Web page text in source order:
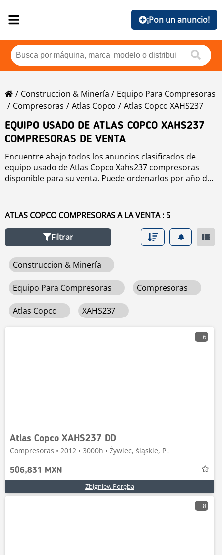
¡Pon un anuncio!
Construccion & Minería
Equipo Para Compresoras
Compresoras
Atlas Copco
Atlas Copco XAHS237
EQUIPO USADO DE ATLAS COPCO XAHS237
COMPRESORAS DE VENTA
Encuentre abajo todos los anuncios clasificados de
equipo usado de Atlas Copco Xahs237 compresoras
disponible para su venta. Puede ordenarlos por año de
navegación de la izquierda.
ATLAS COPCO COMPRESORAS A LA VENTA : 5
Filtrar
Construccion & Minería
Equipo Para Compresoras Compresoras
Atlas Copco XAHS237
6
Atlas Copco XAHS237 DD
Compresoras • 2012 • 3000h • Żywiec, śląskie, PL
506,831 MXN
Zbigniew Poręba
8